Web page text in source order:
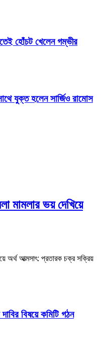
হোঁচট খেলেন গম্ভীর
যুক্ত হলেন সার্জিও রামোস
মামলার ভয় দেখিয়ে
অর্থ আত্মসাৎ: প্রতারক চক্র সক্রিয়
বিষয়ে কমিটি গঠন